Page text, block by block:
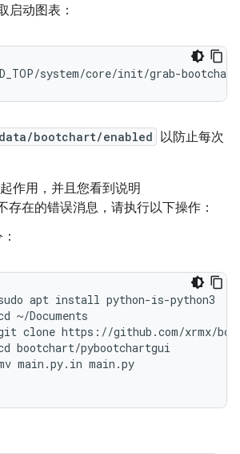
启动图表：
system/core/init/grab-
bootchart/enabled 以防止每次
作用，并且您看到说明
存在的错误消息，请执行以下操作：
apt install python-is-python3
~/Documents
clone https://github.com/xrmx/
bootchart/pybootchartgui
main.py.in main.py